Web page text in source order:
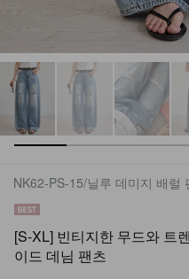
NK62-PS-15/닐루 데미지 배럴
[S-XL] 빈티지한 무드와 트
이드 데님 팬츠